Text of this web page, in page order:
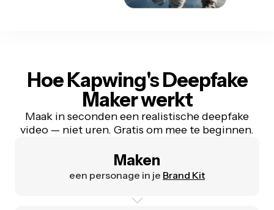
Hoe Kapwing's Deepfake
Maker werkt
Maak in seconden een realistische deepfake
video — niet uren. Gratis om mee te beginnen.
Maken
een personage in je Brand Kit